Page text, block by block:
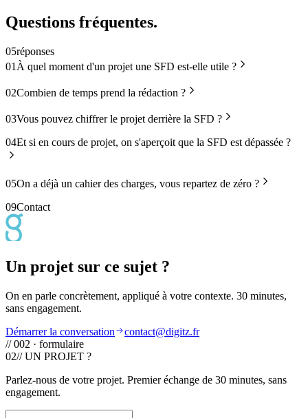
Questions fréquentes.
05réponses
01 À quel moment d'un projet une SFD est-elle utile ?
02Combien de temps prend la rédaction ?
03Vous pouvez chiffrer le projet derrière la SFD ?
04Et si en cours de projet, on s'aperçoit que la SFD est dépassée ?
05On a déjà un cahier des charges, vous repartez de zéro ?
09Contact
Un projet sur ce sujet ?
On en parle concrètement, appliqué à votre contexte. 30 minutes,
sans engagement.
Démarrer la conversation
contact@digitz.fr
// 002 · formulaire
02// UN PROJET ?
Parlez-nous de votre projet. Premier échange de 30 minutes, sans
engagement.